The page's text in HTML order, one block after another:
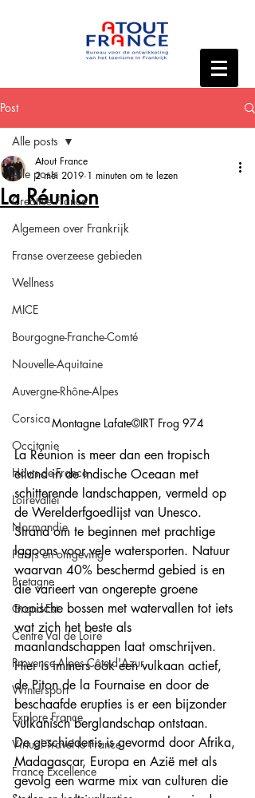
Post
Alle posts
Creative France
Algemeen over Frankrijk
Franse overzeese gebieden
Wellness
MICE
Bourgogne-Franche-Comté
Nouvelle-Aquitaine
Auvergne-Rhône-Alpes
Corsica
Occitanie
Hauts-de-France
Loirevallei
Normandie
Parijs en omgeving
Bretagne
Grand-Est
Centre Val de Loire
Provence-Alpes-Côte-d'Azur
Wintersport
Explore France
Virtual Travel to France
France Excellence
Alle posts
La Réunion
Atout France
2 mei 2019 1 minuten om te lezen
Montagne Lafate©IRT Frog 974
La Réunion is meer dan een tropisch
eiland in de Indische Oceaan met
schitterende landschappen, vermeld op
de Werelderfgoedlijst van Unesco.
Strand om te beginnen met prachtige
lagoons voor vele watersporten. Natuur
waarvan 40% beschermd gebied is en
die varieert van ongerepte groene
tropische bossen met watervallen tot iets
wat zich het beste als
maanlandschappen laat omschrijven.
Hier is immers ook een vulkaan actief,
de Piton de la Fournaise en door de
beschaafde erupties is er een bijzonder
vulkanisch berglandschap ontstaan.
De geschiedenis is gevormd door Afrika,
Madagascar, Europa en Azië met als
gevolg een warme mix van culturen die